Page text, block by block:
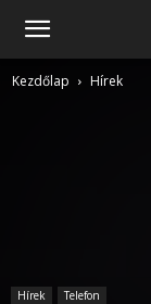
Kezdőlap Hírek
Hírek Telefon